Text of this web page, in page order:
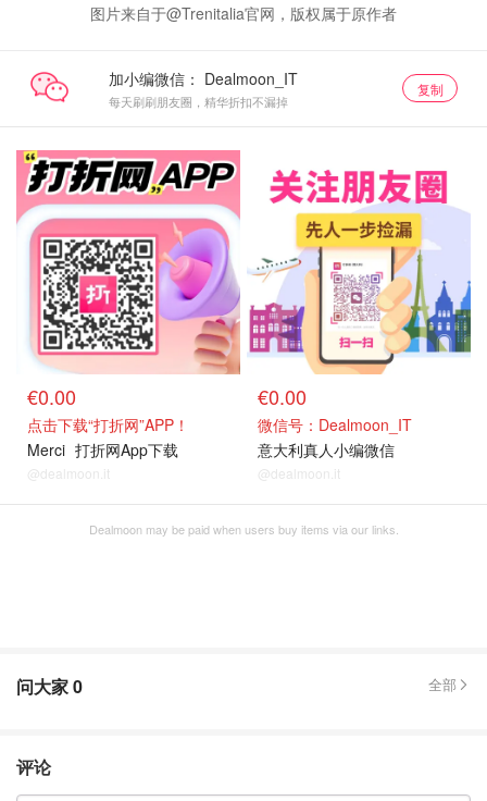
图片来自于@Trenitalia官网，版权属于原作者
加小编微信：
每天刷刷朋友圈，精华折扣不漏掉
复制
€0.00
点击下载“打折网”APP！
Merci 打折网App下载
@dealmoon.it
€0.00
微信号：Dealmoon_IT
意大利真人小编微信
@dealmoon.it
Dealmoon may be paid when users buy items via our links.
问大家0 全部
评论